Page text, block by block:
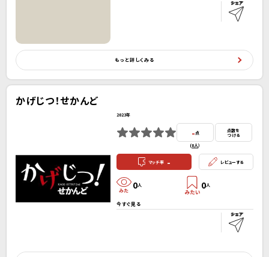
もっと詳しくみる
かげじつ！せかんど
2023年
- 点
(0人）
点数を
つける
マッチ率 - レビューする
0人 0人
今すぐ見る